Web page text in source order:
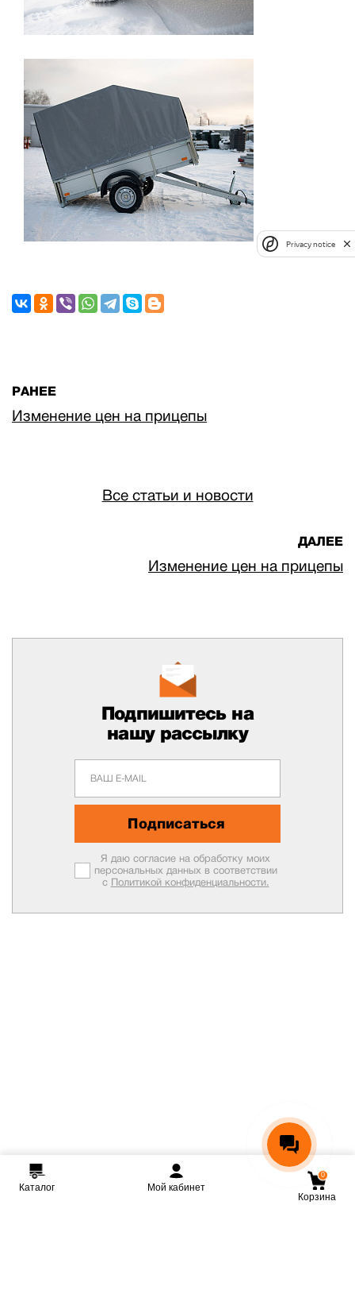
РАНЕЕ
Изменение цен на прицепы
Все статьи и новости
ДАЛЕЕ
Изменение цен на прицепы
Подпишитесь на
нашу рассылку
Подписаться
Я даю согласие на обработку моих
персональных данных в соответствии
с Политикой конфиденциальности.
Каталог Мой кабинет
0
Корзина
Privacy notice